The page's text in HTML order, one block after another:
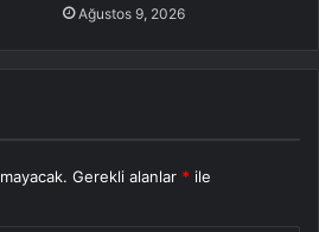
Ağustos 9, 2026
Gerekli alanlar * ile